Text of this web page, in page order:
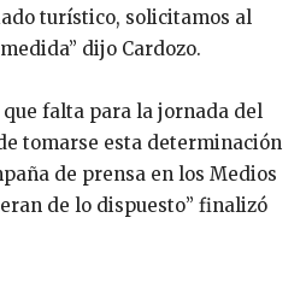
turístico, solicitamos al
dijo Cardozo.
que falta para la jornada del
tomarse esta determinación
de prensa en los Medios
de lo dispuesto” finalizó